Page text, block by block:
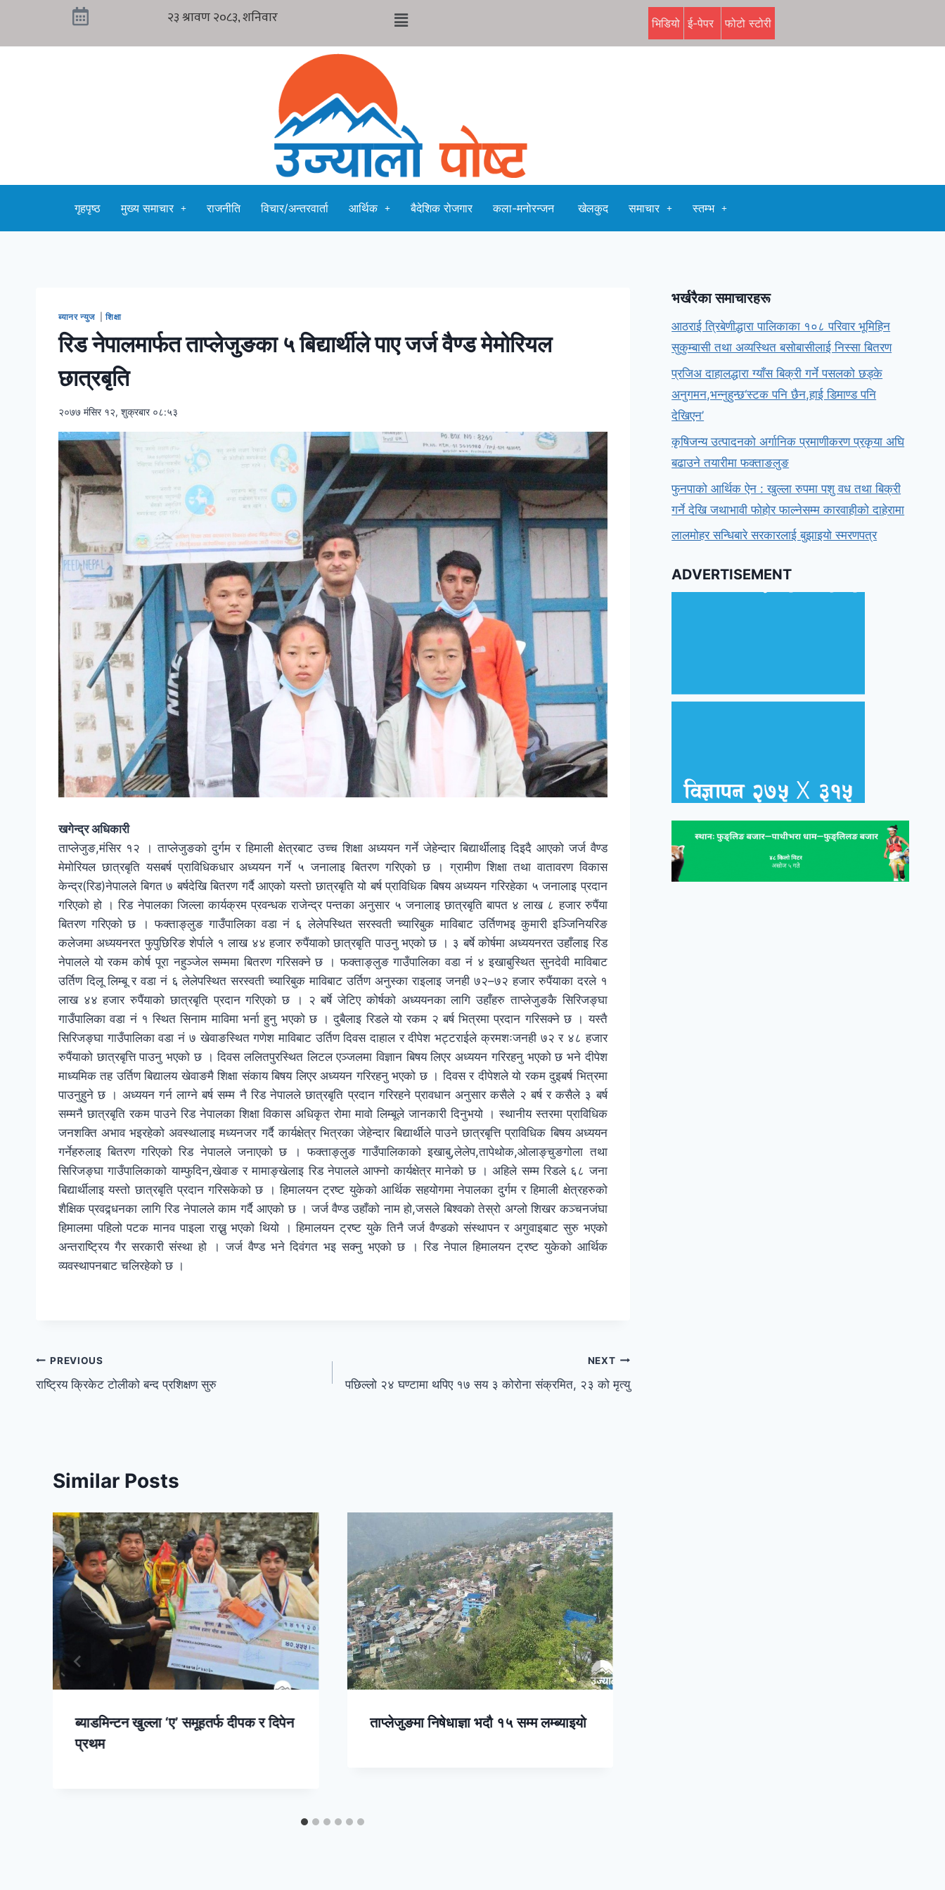
भिडियो ई-पेपर फोटो स्टोरी
गृहपृष्ठ मुख्य समाचार राजनीति विचार/अन्तरवार्ता आर्थिक बैदेशिक रोजगार कला-मनोरन्जन खेलकुद समाचार स्तम्भ
ब्यानर न्युज |शिक्षा
रिड नेपालमार्फत ताप्लेजुङका ५ बिद्यार्थीले पाए जर्ज वैण्ड मेमोरियल
छात्रबृति
२०७७ मंसिर १२, शुक्रबार ०८:५३
खगेन्द्र अधिकारी
ताप्लेजुङ,मंसिर १२ । ताप्लेजुङको दुर्गम र हिमाली क्षेत्रबाट उच्च शिक्षा अध्ययन गर्ने जेहेन्दार बिद्यार्थीलाइ दिइदै आएको जर्ज वैण्ड
मेमोरियल छात्रबृति यसबर्ष प्राविधिकधार अध्ययन गर्ने ५ जनालाइ बितरण गरिएको छ । ग्रामीण शिक्षा तथा वातावरण विकास
केन्द्र(रिड)नेपालले बिगत ७ बर्षदेखि बितरण गर्दै आएको यस्तो छात्रबृति यो बर्ष प्राविधिक बिषय अध्ययन गरिरहेका ५ जनालाइ प्रदान
गरिएको हो । रिड नेपालका जिल्ला कार्यक्रम प्रवन्धक राजेन्द्र पन्तका अनुसार ५ जनालाइ छात्रबृति बापत ४ लाख ८ हजार रुपैंया
बितरण गरिएको छ । फक्ताङ्लुङ गाउँपालिका वडा नं ६ लेलेपस्थित सरस्वती च्यारिबुक माविबाट उर्तिणभइ कुमारी इञ्जिनियरिङ
कलेजमा अध्ययनरत फुपुछिरिङ शेर्पाले १ लाख ४४ हजार रुपैंयाको छात्रबृति पाउनु भएको छ । ३ बर्षे कोर्षमा अध्ययनरत उहाँलाइ रिड
नेपालले यो रकम कोर्ष पूरा नहुञ्जेल सम्ममा बितरण गरिसक्ने छ । फक्ताङ्लुङ गाउँपालिका वडा नं ४ इखाबुस्थित सुनदेवी माविबाट
उर्तिण दिलू लिम्बू र वडा नं ६ लेलेपस्थित सरस्वती च्यारिबुक माविबाट उर्तिण अनुस्का राइलाइ जनही ७२–७२ हजार रुपैंयाका दरले १
लाख ४४ हजार रुपैंयाको छात्रबृति प्रदान गरिएको छ । २ बर्षे जेटिए कोर्षको अध्ययनका लागि उहाँहरु ताप्लेजुङकै सिरिजङ्घा
गाउँपालिका वडा नं १ स्थित सिनाम माविमा भर्ना हुनु भएको छ । दुबैलाइ रिडले यो रकम २ बर्ष भित्रमा प्रदान गरिसक्ने छ । यस्तै
सिरिजङ्घा गाउँपालिका वडा नं ७ खेवाङस्थित गणेश माविबाट उर्तिण दिवस दाहाल र दीपेश भट्टराईले क्रमशःजनही ७२ र ४८ हजार
रुपैंयाको छात्रबृत्ति पाउनु भएको छ । दिवस ललितपुरस्थित लिटल एञ्जलमा विज्ञान बिषय लिएर अध्ययन गरिरहनु भएको छ भने दीपेश
माध्यमिक तह उर्तिण बिद्यालय खेवाङमै शिक्षा संकाय बिषय लिएर अध्ययन गरिरहनु भएको छ । दिवस र दीपेशले यो रकम दुइबर्ष भित्रमा
पाउनुहुने छ । अध्ययन गर्न लाग्ने बर्ष सम्म नै रिड नेपालले छात्रबृति प्रदान गरिरहने प्रावधान अनुसार कसैले २ बर्ष र कसैले ३ बर्ष
सम्मनै छात्रबृति रकम पाउने रिड नेपालका शिक्षा विकास अधिकृत रोमा मावो लिम्बूले जानकारी दिनुभयो । स्थानीय स्तरमा प्राविधिक
जनशक्ति अभाव भइरहेको अवस्थालाइ मध्यनजर गर्दै कार्यक्षेत्र भित्रका जेहेन्दार बिद्यार्थीले पाउने छात्रबृत्ति प्राविधिक बिषय अध्ययन
गर्नेहरुलाइ बितरण गरिएको रिड नेपालले जनाएको छ । फक्ताङ्लुङ गाउँपालिकाको इखाबु,लेलेप,तापेथोक,ओलाङ्चुङगोला तथा
सिरिजङ्घा गाउँपालिकाको याम्फुदिन,खेवाङ र मामाङ्खेलाइ रिड नेपालले आफ्नो कार्यक्षेत्र मानेको छ । अहिले सम्म रिडले ६८ जना
बिद्यार्थीलाइ यस्तो छात्रबृति प्रदान गरिसकेको छ । हिमालयन ट्रष्ट युकेको आर्थिक सहयोगमा नेपालका दुर्गम र हिमाली क्षेत्रहरुको
शैक्षिक प्रवद्र्धनका लागि रिड नेपालले काम गर्दै आएको छ । जर्ज वैण्ड उहाँको नाम हो,जसले बिश्वको तेस्रो अग्लो शिखर कञ्चनजंघा
हिमालमा पहिलो पटक मानव पाइला राख्नु भएको थियो । हिमालयन ट्रष्ट युके तिनै जर्ज वैण्डको संस्थापन र अगुवाइबाट सुरु भएको
अन्तराष्ट्रिय गैर सरकारी संस्था हो । जर्ज वैण्ड भने दिवंगत भइ सक्नु भएको छ । रिड नेपाल हिमालयन ट्रष्ट युकेको आर्थिक
व्यवस्थापनबाट चलिरहेको छ ।
PREVIOUS
राष्ट्रिय क्रिकेट टोलीको बन्द प्रशिक्षण सुरु
NEXT
पछिल्लो २४ घण्टामा थपिए १७ सय ३ कोरोना संक्रमित, २३ को मृत्यु
Similar Posts
ब्याडमिन्टन खुल्ला ‘ए’ समूहतर्फ दीपक र दिपेन
प्रथम
ताप्लेजुङमा निषेधाज्ञा भदौ १५ सम्म लम्ब्याइयो
भर्खरैका समाचारहरू
आठराई त्रिबेणीद्धारा पालिकाका १०८ परिवार भूमिहिन
सुकुम्बासी तथा अव्यस्थित बसोबासीलाई निस्सा बितरण
प्रजिअ दाहालद्धारा ग्याँस बिक्री गर्ने पसलको छड्के
अनुगमन,भन्नुहुन्छ‘स्टक पनि छैन,हाई डिमाण्ड पनि
देखिएन’
कृषिजन्य उत्पादनको अर्गानिक प्रमाणीकरण प्रकृया अघि
बढाउने तयारीमा फक्ताङलुङ
फुनपाको आर्थिक ऐन : खुल्ला रुपमा पशु वध तथा बिक्री
गर्ने देखि जथाभावी फोहोर फाल्नेसम्म कारवाहीको दाहेरामा
लालमोहर सन्धिबारे सरकारलाई बुझाइयो स्मरणपत्र
ADVERTISEMENT